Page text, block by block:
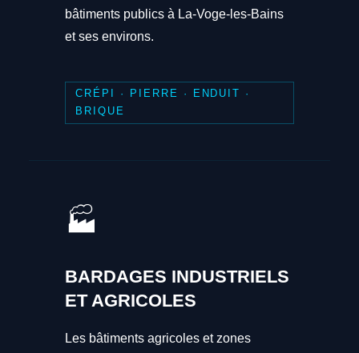
bâtiments publics à La-Voge-les-Bains
et ses environs.
CRÉPI · PIERRE · ENDUIT ·
BRIQUE
🏭
BARDAGES INDUSTRIELS
ET AGRICOLES
Les bâtiments agricoles et zones